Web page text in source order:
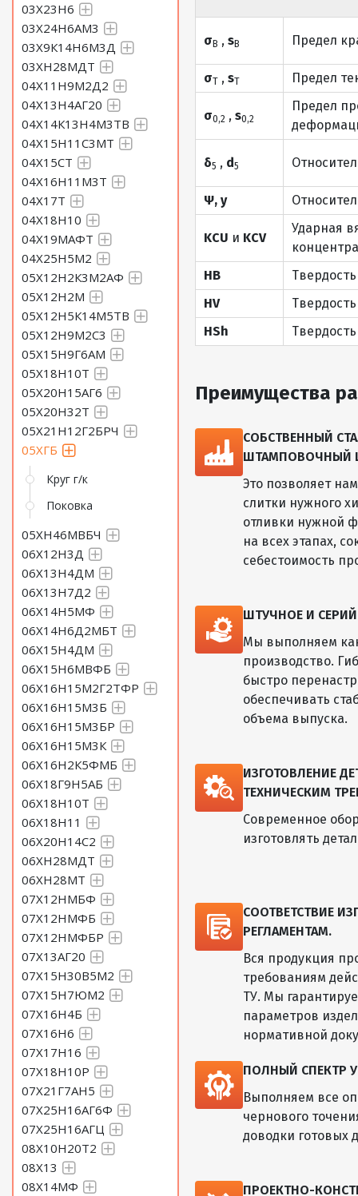
03Х23Н6
03Х24Н6АМ3
03Х9К14Н6М3Д
03ХН28МДТ
04Х11Н9М2Д2
04Х13Н4АГ20
04Х14К13Н4М3ТВ
04Х15Н11С3МТ
04Х15СТ
04Х16Н11М3Т
04Х17Т
04Х18Н10
04Х19МАФТ
04Х25Н5М2
05Х12Н2К3М2АФ
05Х12Н2М
05Х12Н5К14М5ТВ
05Х12Н9М2С3
05Х15Н9Г6АМ
05Х18Н10Т
05Х20Н15АГ6
05Х20Н32Т
05Х21Н12Г2БРЧ
05ХГБ
Круг г/к
Поковка
05ХН46МВБЧ
06Х12Н3Д
06Х13Н4ДМ
06Х13Н7Д2
06Х14Н5МФ
06Х14Н6Д2МБТ
06Х15Н4ДМ
06Х15Н6МВФБ
06Х16Н15М2Г2ТФР
06Х16Н15М3Б
06Х16Н15М3БР
06Х16Н15М3К
06Х16Н2К5ФМБ
06Х18Г9Н5АБ
06Х18Н10Т
06Х18Н11
06Х20Н14С2
06ХН28МДТ
06ХН28МТ
07Х12НМБФ
07Х12НМФБ
07Х12НМФБР
07Х13АГ20
07Х15Н30В5М2
07Х15Н7ЮМ2
07Х16Н4Б
07Х16Н6
07Х17Н16
07Х18Н10Р
07Х21Г7АН5
07Х25Н16АГ6Ф
07Х25Н16АГЦ
08Х10Н20Т2
08Х13
08Х14МФ
σВ ,sВ Предел
σТ ,sТ Предел
σ0,2 ,s0,2
Предел
δ5 , d5
Ψ, y
KCU и KCV
Ударная
HB
HV
HSh
Преимущества
СОБСТВЕННЫЙ
ШТАМПОВОЧНЫЙ
Это позволяет
слитки нужного
отливки нужной
на всех этапах,
себестоимость
ШТУЧНОЕ И
Мы выполняем
производство.
быстро
обеспечивать
объема выпуска.
ИЗГОТОВЛЕНИЕ
ТЕХНИЧЕСКИМ
Современное
изготовлять
СООТВЕТСТВИЕ
РЕГЛАМЕНТАМ.
Вся продукция
требованиям
ТУ. Мы
параметров
нормативной
ПОЛНЫЙ СПЕКТР
Выполняем все
чернового
доводки готовых
ПРОЕКТНО-